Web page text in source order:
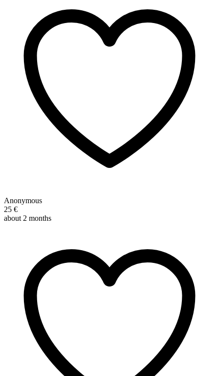
Anonymous
25 €
about 2 months